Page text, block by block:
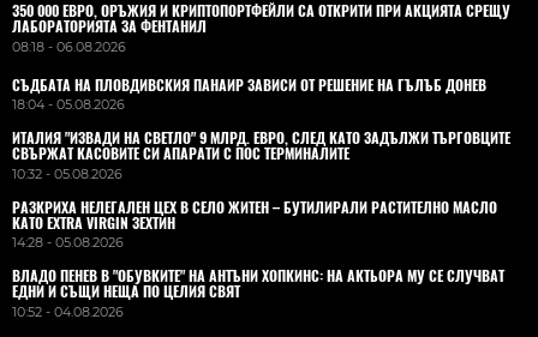
350 000 ЕВРО, ОРЪЖИЯ И КРИПТОПОРТФЕЙЛИ СА ОТКРИТИ ПРИ АКЦИЯТА СРЕЩУ
ЛАБОРАТОРИЯТА ЗА ФЕНТАНИЛ
08:18 - 06.08.2026
СЪДБАТА НА ПЛОВДИВСКИЯ ПАНАИР ЗАВИСИ ОТ РЕШЕНИЕ НА ГЪЛЪБ ДОНЕВ
18:04 - 05.08.2026
ИТАЛИЯ "ИЗВАДИ НА СВЕТЛО" 9 МЛРД. ЕВРО, СЛЕД КАТО ЗАДЪЛЖИ ТЪРГОВЦИТЕ
СВЪРЖАТ КАСОВИТЕ СИ АПАРАТИ С ПОС ТЕРМИНАЛИТЕ
10:32 - 05.08.2026
РАЗКРИХА НЕЛЕГАЛЕН ЦЕХ В СЕЛО ЖИТЕН – БУТИЛИРАЛИ РАСТИТЕЛНО МАСЛО
КАТО EXTRA VIRGIN ЗЕХТИН
14:28 - 05.08.2026
ВЛАДO ПЕНЕВ В "ОБУВКИТЕ" НА АНТЪНИ ХОПКИНС: НА АКТЬОРА МУ СЕ СЛУЧВАТ
ЕДНИ И СЪЩИ НЕЩА ПО ЦЕЛИЯ СВЯТ
10:52 - 04.08.2026